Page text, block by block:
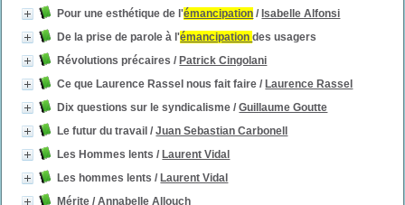
Pour une esthétique de l'émancipation / Isabelle Alfonsi
De la prise de parole à l'émancipationdes usagers
Révolutions précaires / Patrick Cingolani
Ce que Laurence Rassel nous fait faire / Laurence Rassel
Dix questions sur le syndicalisme /Guillaume Goutte
Le futur du travail /Juan Sebastian Carbonell
Les Hommes lents / Laurent Vidal
Les hommes lents / Laurent Vidal
Mérite /Annabelle Allouch